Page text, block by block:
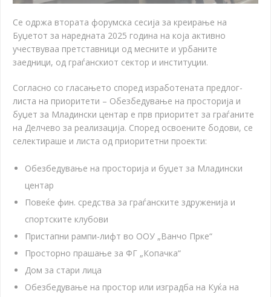
Се одржа втората форумска сесија за креирање на
Буџетот за наредната 2025 година на која активно
учествуваа претставници од месните и урбаните
заедници, од граѓанскиот сектор и институции.
Согласно со гласањето според изработената предлог-
листа на приоритети – Обезбедување на просторија и
буџет за Младински центар е прв приоритет за граѓаните
на Делчево за реализација. Според освоените бодови, се
селектираше и листа од приоритетни проекти:
Обезбедување на просторија и буџет за Младински
центар
Повеќе фин. средства за граѓанските здруженија и
спортските клубови
Пристапни рампи-лифт во ООУ „Ванчо Прке“
Просторно прашање за ФГ „Копачка“
Дом за стари лица
Обезбедување на простор или изградба на Куќа на